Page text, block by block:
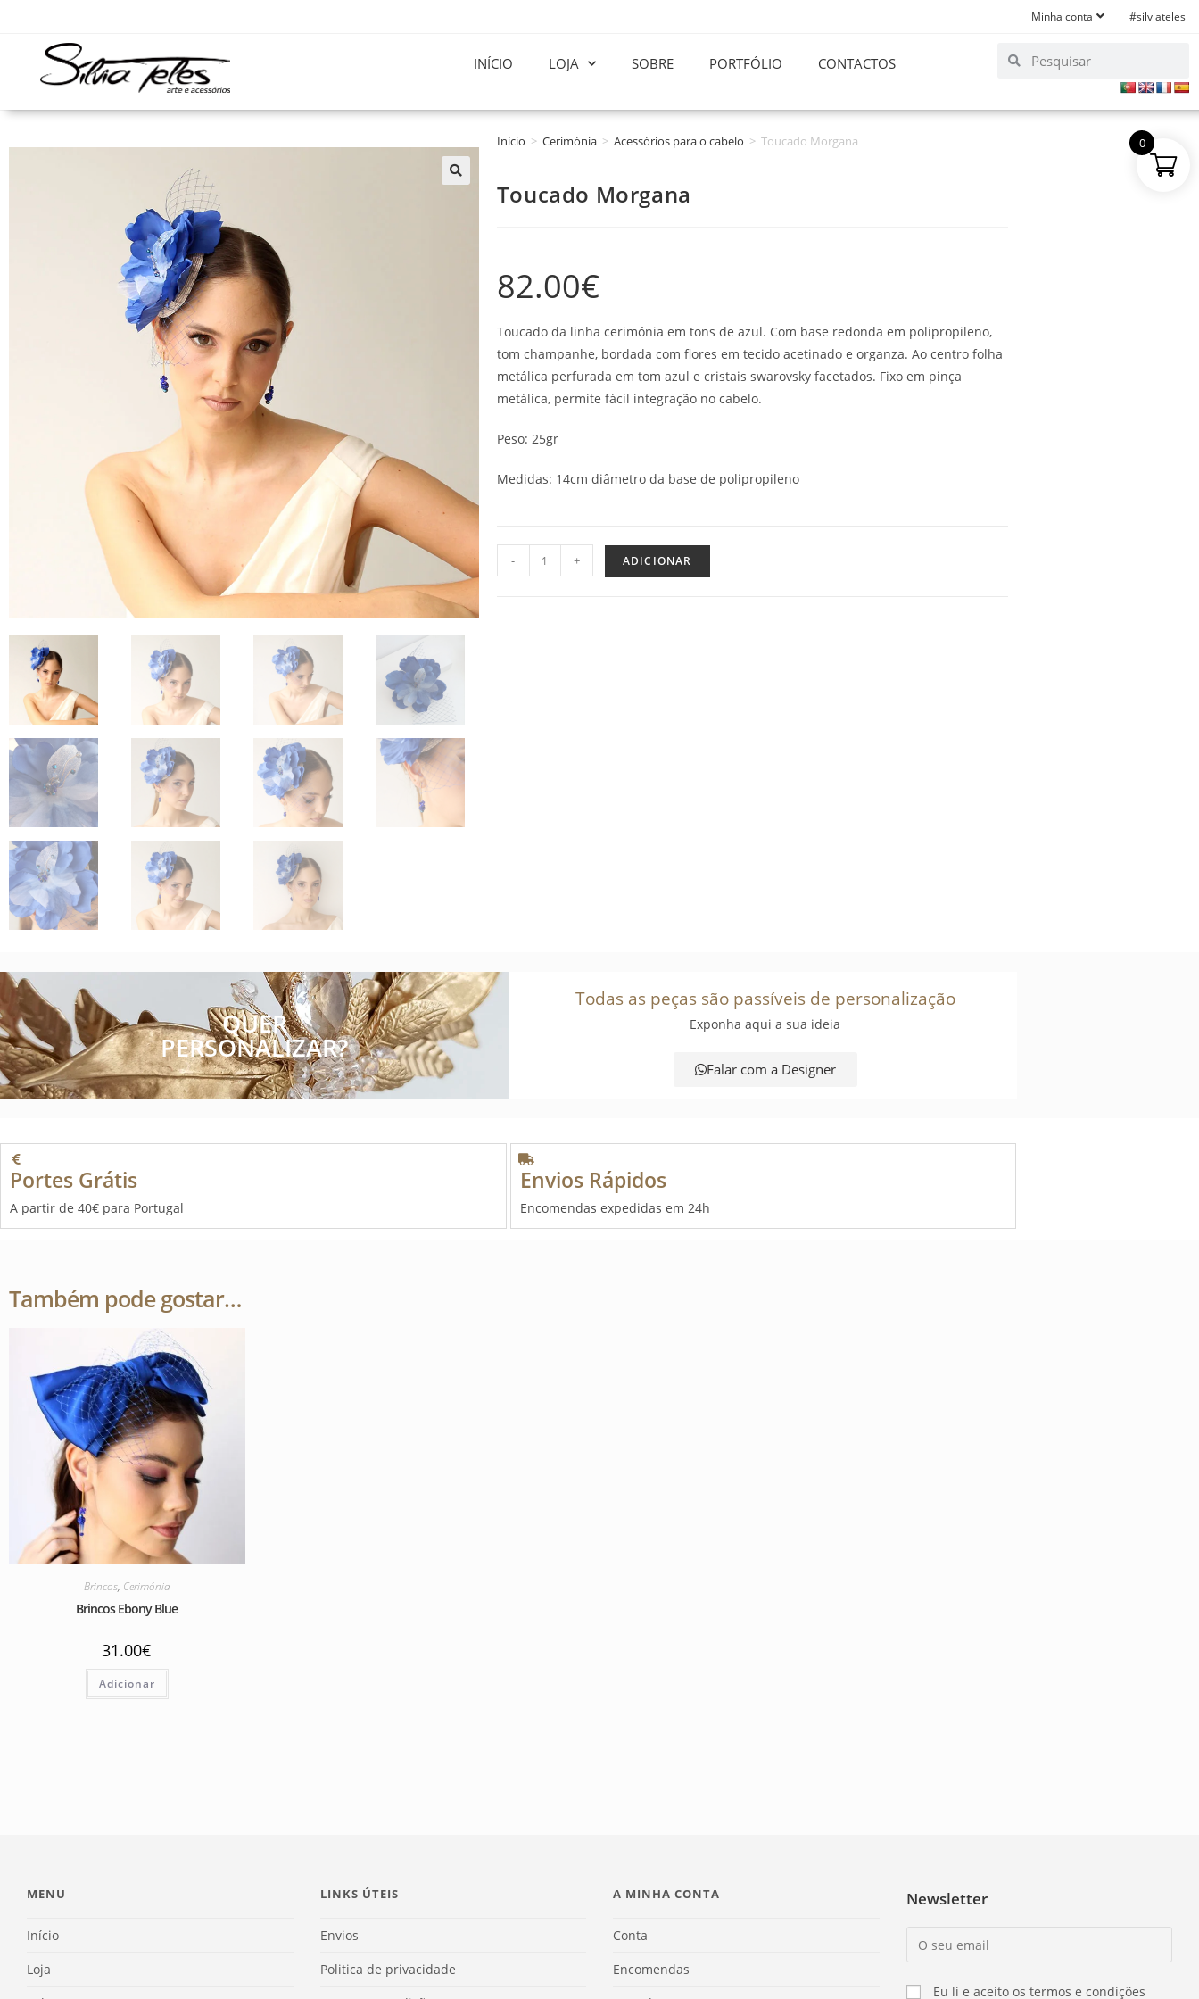
Minha conta #silviateles
INÍCIO LOJA SOBRE PORTFÓLIO CONTACTOS
Início > Cerimónia > Acessórios para o cabelo > Toucado Morgana
Toucado Morgana
82.00€
Toucado da linha cerimónia em tons de azul. Com base redonda em polipropileno,
tom champanhe, bordada com flores em tecido acetinado e organza. Ao centro folha
metálica perfurada em tom azul e cristais swarovsky facetados. Fixo em pinça
metálica, permite fácil integração no cabelo.
Peso: 25gr
Medidas: 14cm diâmetro da base de polipropileno
- + ADICIONAR
QUER
PERSONALIZAR?
Todas as peças são passíveis de personalização
Exponha aqui a sua ideia
Falar com a Designer
Portes Grátis
A partir de 40€ para Portugal
Envios Rápidos
Encomendas expedidas em 24h
Também pode gostar…
Brincos, Cerimónia
Brincos Ebony Blue
31.00€
Adicionar
MENU
Início
Loja
LINKS ÚTEIS
Envios
Politica de privacidade
A MINHA CONTA
Conta
Encomendas
Newsletter
Eu li e aceito os termos e condições
0